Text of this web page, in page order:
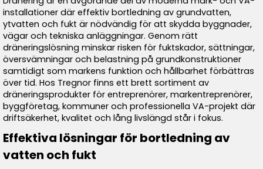
installationer där effektiv bortledning av grundvatten,
ytvatten och fukt är nödvändig för att skydda byggnader,
vägar och tekniska anläggningar. Genom rätt
dräneringslösning minskar risken för fuktskador, sättningar,
översvämningar och belastning på grundkonstruktioner
samtidigt som markens funktion och hållbarhet förbättras
över tid. Hos Tregnor finns ett brett sortiment av
dräneringsprodukter för entreprenörer, markentreprenörer,
byggföretag, kommuner och professionella VA-projekt där
driftsäkerhet, kvalitet och lång livslängd står i fokus.
Effektiva lösningar för bortledning av
vatten och fukt